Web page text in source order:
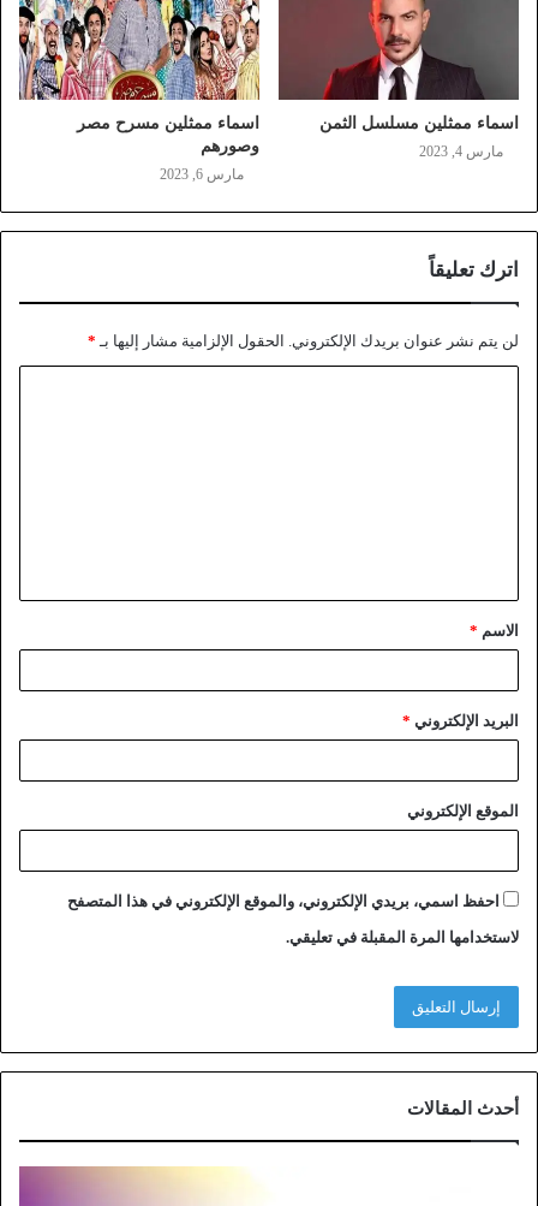
اسماء ممثلين مسلسل الثمن
مارس 4, 2023
اسماء ممثلين مسرح مصر
وصورهم
مارس 6, 2023
اترك تعليقاً
لن يتم نشر عنوان بريدك الإلكتروني. الحقول الإلزامية مشار إليها بـ *
الاسم *
البريد الإلكتروني *
الموقع الإلكتروني
احفظ اسمي، بريدي الإلكتروني، والموقع الإلكتروني في هذا المتصفح
لاستخدامها المرة المقبلة في تعليقي.
أحدث المقالات